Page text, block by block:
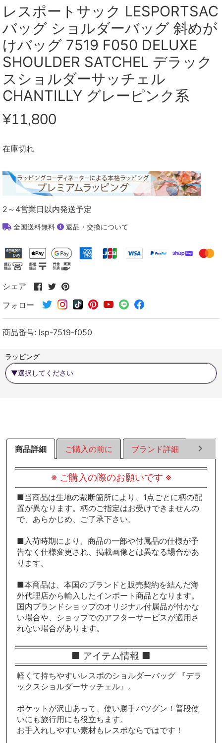
レスポートサック LESPORTSAC
バッグ ショルダーバッグ 斜めが
けバッグ 7519 F050 DELUXE
SHOULDER SATCHEL デラック
スショルダーサッチェル
CHANTILLY グレーピンク系
¥11,800
在庫切れ
2～4営業日以内発送予定
全国送料無料 返品・交換について
シェア
Facebook
シ
ェ
す
Twitter
シ
ェ
ア
す
Pinterest
シ
ェ
ア
フォロー
商品番号: lsp-7519-f050
ラッピング
商品詳細 ご購入の前に ブランド詳細 ラッ
※ ご購入の際のお願いです ※
■当商品は生地の裁断箇所により、1点ごとに柄の配
置が異なります。柄のご指定はお受けできませんの
で、あらかじめ、ご了承下さい。
■入荷時期により、商品の一部や付属品の仕様が予
告なく仕様変更され、掲載画像とは異なる場合があ
ります。
■本商品は、本国のブランドと販売契約を結んだ海
外代理店から輸入したインポート商品となります。
国内ブランドショップのオリジナル付属品が付かな
い場合や、ショップでのアフターサービスが適用さ
れない場合があります。
■ アイテム情報 ■
軽くて持ちやすいレスポのショルダーバッグ 『デラ
ックスショルダーサッチェル』。
ポケットが沢山あって、使い勝手バツグン！普段使
いにも旅行用にも役立ちます。
お手入れしやすい素材もレスポならではです！